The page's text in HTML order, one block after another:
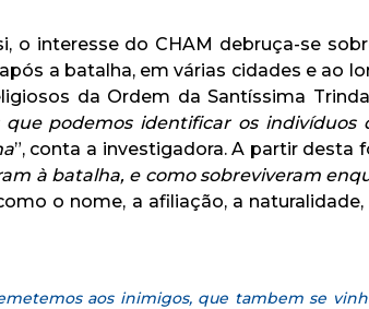
o interesse do CHAM debruça-se
a batalha, em várias cidades e ao
da Ordem da Santíssima
podemos identificar os
”, conta a investigadora. A partir desta
à batalha, e como sobreviveram
o nome, a afiliação, a
aos inimigos, que tambem se